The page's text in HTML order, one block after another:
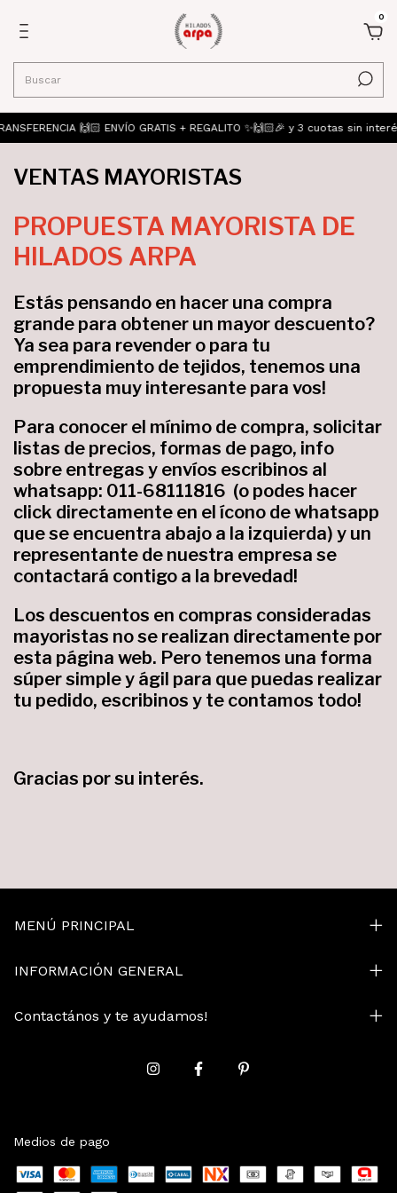
0
🙌🏻 ENVÍO GRATIS + REGALITO ✨🙌🏻🎉 y 3 cuotas sin
VENTAS MAYORISTAS
PROPUESTA MAYORISTA DE
HILADOS ARPA
Estás pensando en hacer una compra
grande para obtener un mayor descuento?
Ya sea para revender o para tu
emprendimiento de tejidos, tenemos una
propuesta muy interesante para vos!
Para conocer el mínimo de compra, solicitar
listas de precios, formas de pago, info
sobre entregas y envíos escribinos al
whatsapp: 011-68111816 (o podes hacer
click directamente en el ícono de whatsapp
que se encuentra abajo a la izquierda) y un
representante de nuestra empresa se
contactará contigo a la brevedad!
Los descuentos en compras consideradas
mayoristas no se realizan directamente por
esta página web. Pero tenemos una forma
súper simple y ágil para que puedas realizar
tu pedido, escribinos y te contamos todo!
Gracias por su interés.
MENÚ PRINCIPAL
INFORMACIÓN GENERAL
Contactános y te ayudamos!
Medios de pago